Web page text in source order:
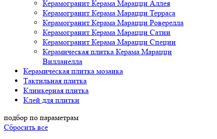
Керамогранит Керама Марацци Аллея
Керамогранит Керама Марацци Терраса
Керамогранит Керама Марацци Роверелла
Керамогранит Керама Марацци Сатин
Керамогранит Керама Марацци Специи
Керамическая плитка Керама Марацци
Вилланелла
Керамическая плитка мозаика
Тактильная плитка
Клинкерная плитка
Клей для плитки
подбор по параметрам
Сбросить все